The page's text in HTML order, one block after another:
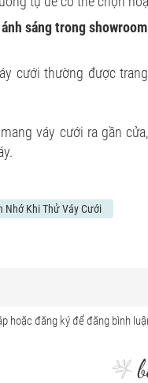
sáng trong showroom
cưới thường được
váy cưới ra gần
Nhớ Khi Thử Váy Cưới